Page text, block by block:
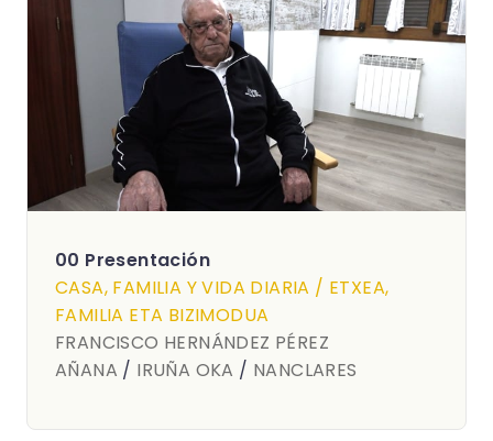
00 Presentación
CASA, FAMILIA Y VIDA DIARIA / ETXEA,
FAMILIA ETA BIZIMODUA
FRANCISCO HERNÁNDEZ PÉREZ
AÑANA / IRUÑA OKA / NANCLARES